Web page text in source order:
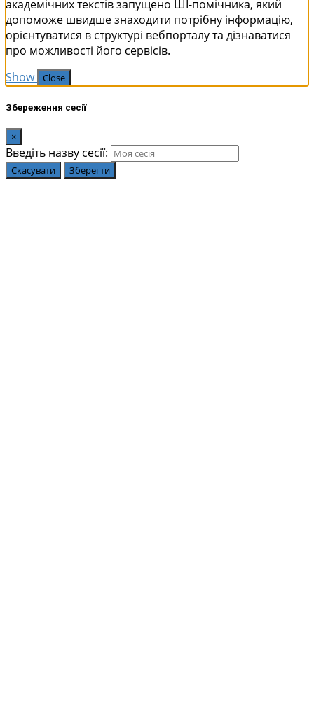
академічних текстів запущено ШІ-помічника, який
допоможе швидше знаходити потрібну інформацію,
орієнтуватися в структурі вебпорталу та дізнаватися
про можливості його сервісів.
Show
Close
Збереження сесії
×
Введіть назву сесії:
Скасувати Зберегти